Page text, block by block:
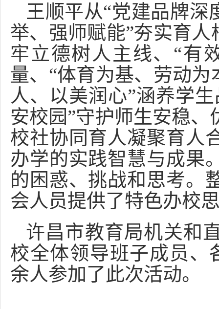
王顺平从“党建品牌深
举、强师赋能”夯实育
牢立德树人主线、“有
量、“体育为基、劳动
人、以美润心”涵养学
安校园”守护师生安稳
校社协同育人凝聚育人
办学的实践智慧与成果
的困惑、挑战和思考。
会人员提供了特色办校
许昌市教育局机关和
校全体领导班子成员、
余人参加了此次活动。